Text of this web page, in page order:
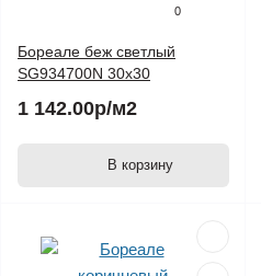
0
Бореале беж светлый
SG934700N 30х30
1 142.00р/м2
В корзину